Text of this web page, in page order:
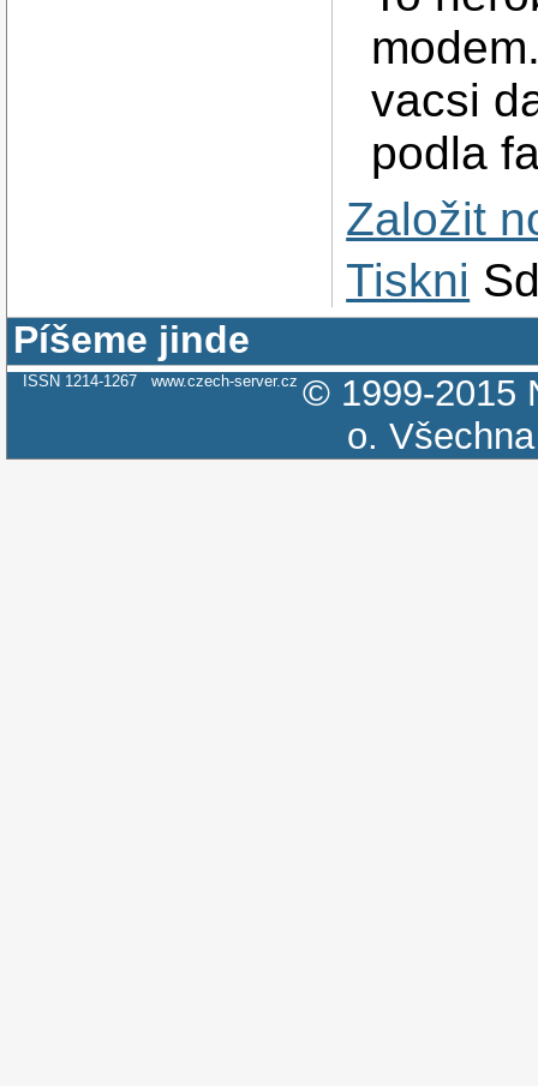
vacsi
podla
Založit
Tiskni
Píšeme jinde
ISSN 1214-1267 www.czech-server.cz © 1999-2015
o.